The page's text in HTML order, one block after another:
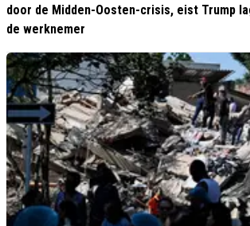
door de Midden-Oosten-crisis, eist Trump
de werknemer